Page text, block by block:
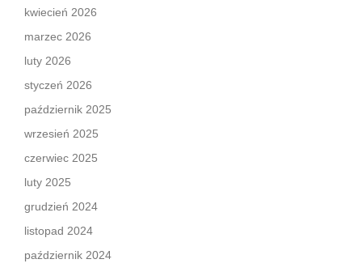
kwiecień 2026
marzec 2026
luty 2026
styczeń 2026
październik 2025
wrzesień 2025
czerwiec 2025
luty 2025
grudzień 2024
listopad 2024
październik 2024